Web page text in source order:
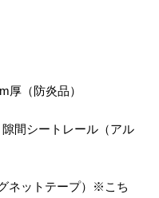
（防炎品）
間シートレール（アル
ネットテープ）※こち